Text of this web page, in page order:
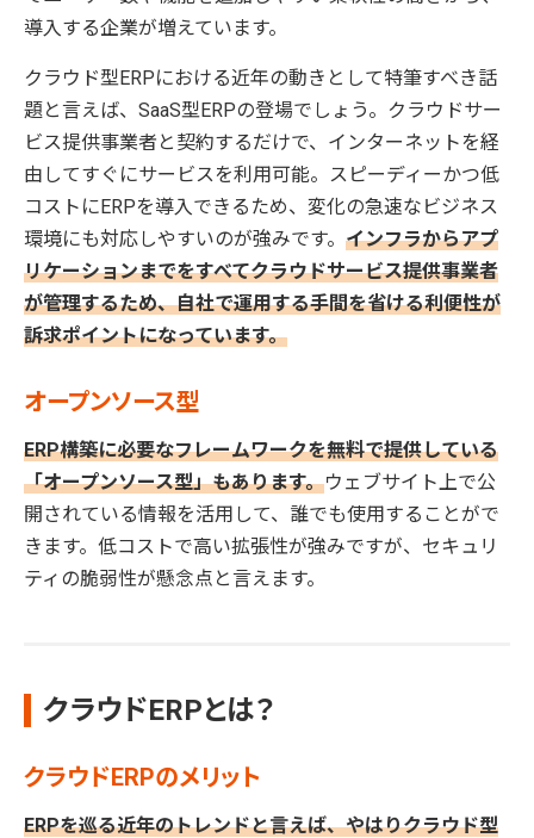
導入する企業が増えています。
クラウド型ERPにおける近年の動きとして特筆すべき話
題と言えば、SaaS型ERPの登場でしょう。クラウドサー
ビス提供事業者と契約するだけで、インターネットを経
由してすぐにサービスを利用可能。スピーディーかつ低
コストにERPを導入できるため、変化の急速なビジネス
環境にも対応しやすいのが強みです。 インフラからアプ
リケーションまでをすべてクラウドサービス提供事業者
が管理するため、自社で運用する手間を省ける利便性が
訴求ポイントになっています。
オープンソース型
ERP構築に必要なフレームワークを無料で提供している
「オープンソース型」もあります。ウェブサイト上で公
開されている情報を活用して、誰でも使用することがで
きます。低コストで高い拡張性が強みですが、セキュリ
ティの脆弱性が懸念点と言えます。
クラウドERPとは？
クラウドERPのメリット
ERPを巡る近年のトレンドと言えば、やはりクラウド型